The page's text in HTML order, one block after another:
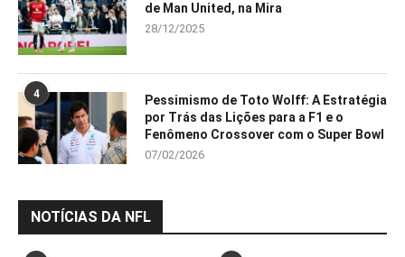
de Man United, na Mira
28/12/2025
4
Pessimismo de Toto Wolff: A Estratégia
por Trás das Lições para a F1 e o
Fenômeno Crossover com o Super Bowl
07/02/2026
NOTÍCIAS DA NFL